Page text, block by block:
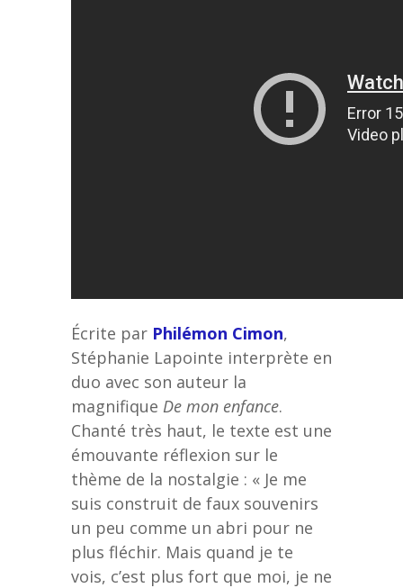
Écrite par Philémon Cimon,
Stéphanie Lapointe interprète en
duo avec son auteur la
magnifique De mon enfance.
Chanté très haut, le texte est une
émouvante réflexion sur le
thème de la nostalgie : « Je me
suis construit de faux souvenirs
un peu comme un abri pour ne
plus fléchir. Mais quand je te
vois, c’est plus fort que moi, je ne